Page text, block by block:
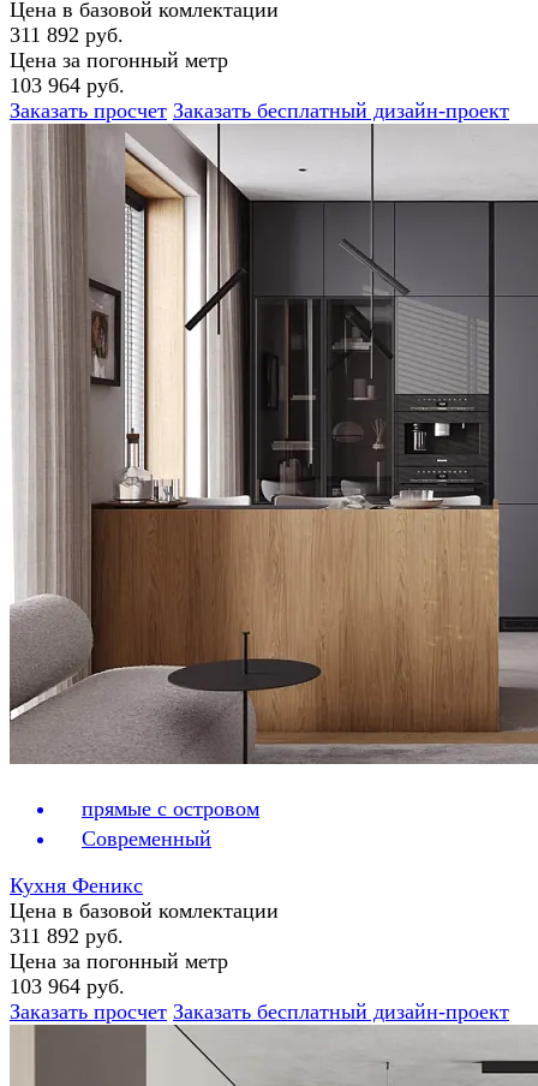
Цена в базовой комлектации
311 892 руб.
Цена за погонный метр
103 964 руб.
Заказать просчет Заказать бесплатный дизайн-проект
прямые с островом
Современный
Кухня Феникс
Цена в базовой комлектации
311 892 руб.
Цена за погонный метр
103 964 руб.
Заказать просчет Заказать бесплатный дизайн-проект